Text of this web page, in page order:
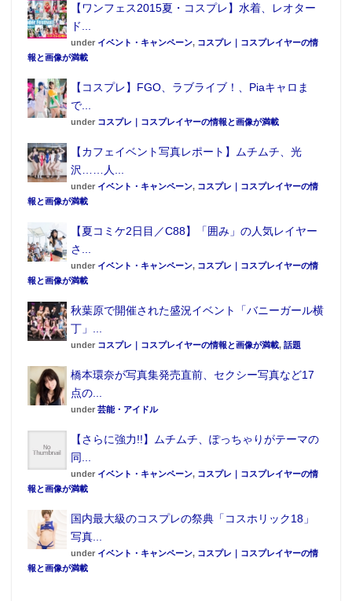
【ワンフェス2015夏・コスプレ】水着、レオター
ド...
under イベント・キャンペーン, コスプレ｜コスプレイヤーの情
報と画像が満載
【コスプレ】FGO、ラブライブ！、Piaキャロま
で...
under コスプレ｜コスプレイヤーの情報と画像が満載
【カフェイベント写真レポート】ムチムチ、光
沢……人...
under イベント・キャンペーン, コスプレ｜コスプレイヤーの情
報と画像が満載
【夏コミケ2日目／C88】「囲み」の人気レイヤー
さ...
under イベント・キャンペーン, コスプレ｜コスプレイヤーの情
報と画像が満載
秋葉原で開催された盛況イベント「バニーガール横
丁」...
under コスプレ｜コスプレイヤーの情報と画像が満載, 話題
橋本環奈が写真集発売直前、セクシー写真など17
点の...
under 芸能・アイドル
【さらに強力!!】ムチムチ、ぽっちゃりがテーマの
同...
under イベント・キャンペーン, コスプレ｜コスプレイヤーの情
報と画像が満載
国内最大級のコスプレの祭典「コスホリック18」
写真...
under イベント・キャンペーン, コスプレ｜コスプレイヤーの情
報と画像が満載